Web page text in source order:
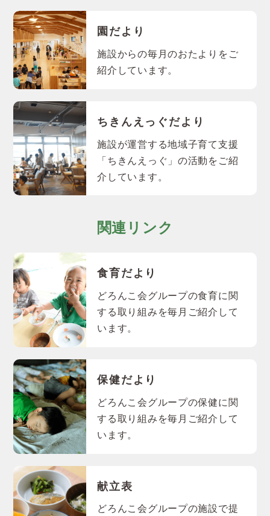
園だより
施設からの毎月のおたよりをご
紹介しています。
ちきんえっぐだより
施設が運営する地域子育て支援
「ちきんえっぐ」の活動をご紹
介しています。
関連リンク
食育だより
どろんこ会グループの食育に関
する取り組みを毎月ご紹介して
います。
保健だより
どろんこ会グループの保健に関
する取り組みを毎月ご紹介して
います。
献立表
どろんこ会グループの施設で提